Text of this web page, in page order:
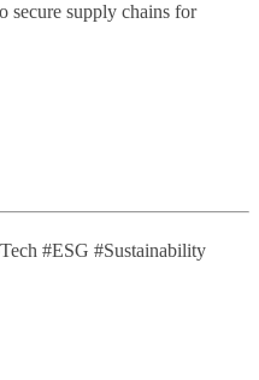
secure supply chains for
#ESG #Sustainability